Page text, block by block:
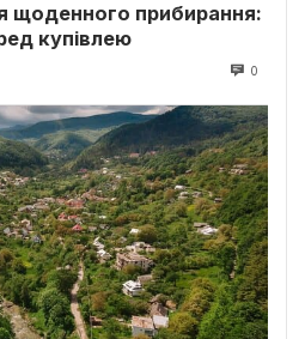
щоденного прибирання:
купівлею
0